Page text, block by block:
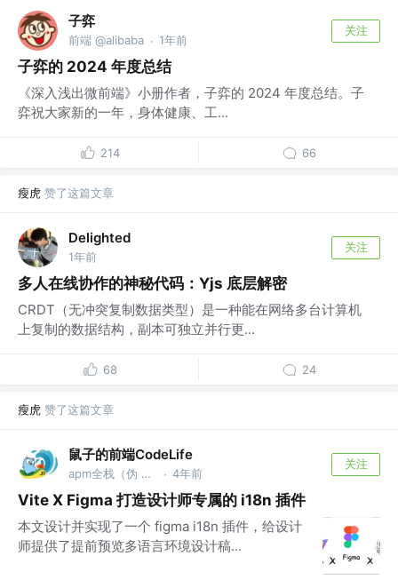
子弈
前端 @alibaba · 1年前
关注
子弈的 2024 年度总结
《深入浅出微前端》小册作者，子弈的 2024 年度总结。子
弈祝大家新的一年，身体健康、工...
214 66
瘦虎 赞了这篇文章
Delighted
1年前
关注
多人在线协作的神秘代码：Yjs 底层解密
CRDT（无冲突复制数据类型）是一种能在网络多台计算机
上复制的数据结构，副本可独立并行更...
68 24
瘦虎 赞了这篇文章
鼠子的前端CodeLife
apm全栈（伪 @字节 · 4年前
关注
Vite X Figma 打造设计师专属的 i18n 插件
本文设计并实现了一个 figma i18n 插件，给设计
师提供了提前预览多语言环境设计稿...